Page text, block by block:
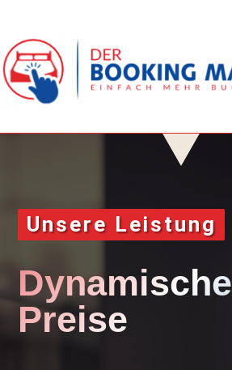
Unsere Leistung
Dynamische
Preise